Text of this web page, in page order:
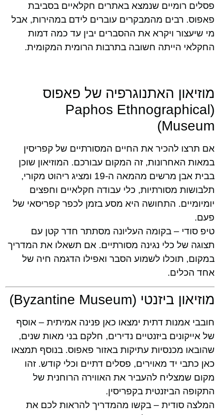
פסלים רומיים שנמצא באתרים חקלאיים בסביבת
פאפוס. רבים מהמבקרים עוברים לידם במהירות, אבל
מי שיעצור ויקרא את ההסברים יבין עד כמה דמות
החקלאי הייתה חשובה בתרבות הרומית המקומית.
מוזיאון האתנוגרפיה של פאפוס
(Paphos Ethnographical
Museum)
אם תרצו להכיר את החיים המסורתיים של קפריסין
במאות האחרונות, זה המקום עבורכם. המוזיאון שוכן
בבית אבן מרשים מהמאה ה-19 ומציג ריהוט מקורי,
תלבושות מסורתיות, כלי עבודה חקלאיים וחפצים
יומיומיים. התחושה היא מסע בזמן לכפר קפריסאי של
פעם.
טיפ סודי – בקומה העליונה מסתתר חדר קטן עם
תצוגה של כלי נגינה מסורתיים. אם תשאלו את המדריך
במקום, תוכלו לשמוע הסבר ואפילו הדגמה חיה של
אחד הכלים.
מוזיאון ביזנטי (Byzantine Museum)
חובבי אמנות דתית ימצאו כאן פנינה אמיתית – אוסף
של אייקונים ביזנטיים נדירים, חלקם בני מאות שנים,
שהובאו מכנסיות עתיקות באזור פאפוס. בנוסף תמצאו
כאן כתבי יד מאוירים, פסלים דתיים וכלי קודש. זהו
מקום שמצליח להעביר את האווירה הרוחנית של
התקופה הביזנטית בקפריסין.
המלצה סודית – בקשו מהמדריך להראות לכם את